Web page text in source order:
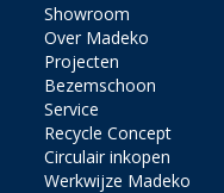
Showroom
Over Madeko
Projecten
Bezemschoon
Service
Recycle Concept
Circulair inkopen
Werkwijze Madeko